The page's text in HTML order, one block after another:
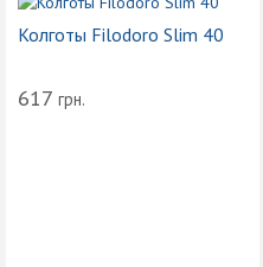
Колготы Filodoro Slim 40
617 грн.